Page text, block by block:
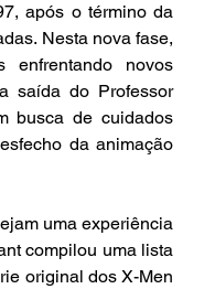
após o término da
Nesta nova fase,
enfrentando novos
saída do Professor
busca de cuidados
da animação
uma experiência
compilou uma lista
original dos X-Men